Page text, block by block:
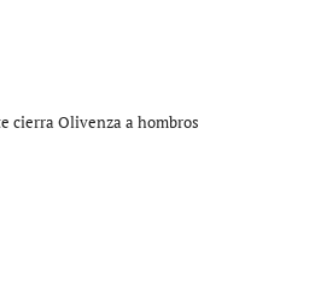
cierra Olivenza a hombros